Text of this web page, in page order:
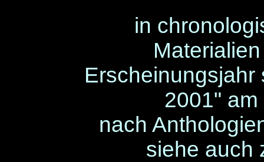
in
Erscheinungsjahr
2001"
nach
siehe auch